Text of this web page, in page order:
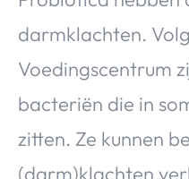
darmklachten.
Voedingscentrum
bacteriën die in
zitten. Ze kunnen
(darm)klachten